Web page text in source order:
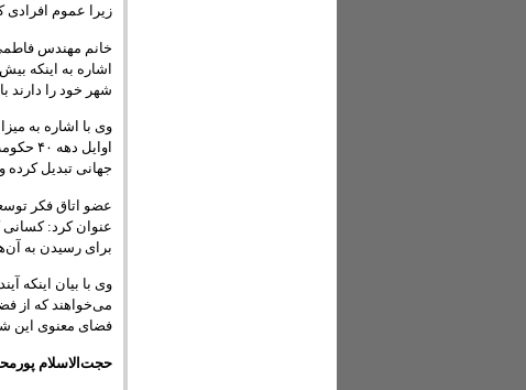
زیرا عموم
خانم مهندس
اشاره به اینکه
شهر خود را دارند
وی با اشاره به
جهانی تبدیل کرده
عضو اتاق فکر
عنوان کرد: کسانی
برای رسیدن به
وی با بیان اینکه
می‌خواهند که از
فضای معنوی این
حجت‌الاسلام